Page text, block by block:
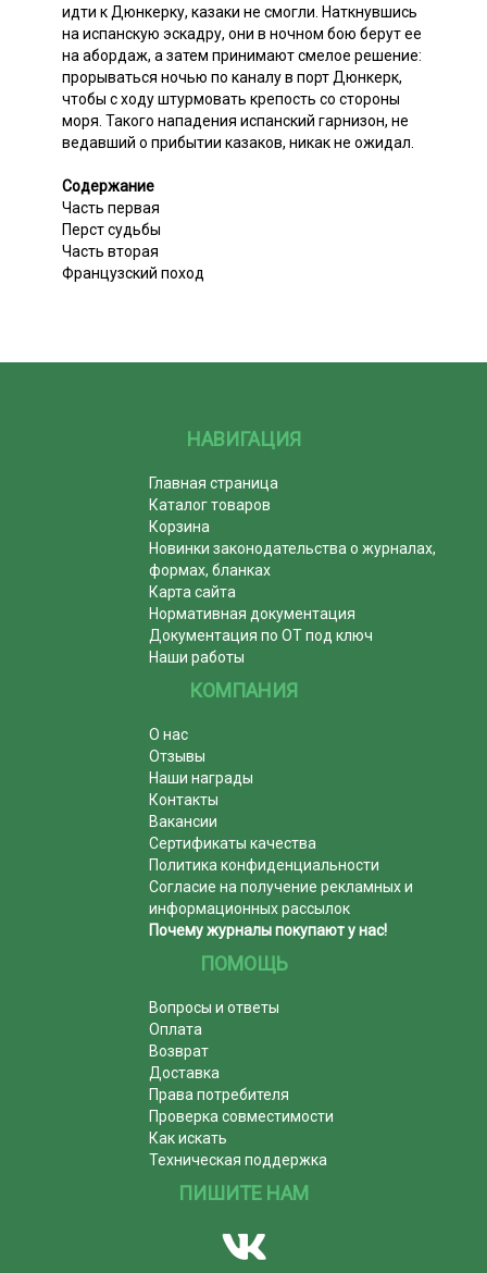
идти к Дюнкерку, казаки не смогли. Наткнувшись
на испанскую эскадру, они в ночном бою берут ее
на абордаж, а затем принимают смелое решение:
прорываться ночью по каналу в порт Дюнкерк,
чтобы с ходу штурмовать крепость со стороны
моря. Такого нападения испанский гарнизон, не
ведавший о прибытии казаков, никак не ожидал.
Содержание
Часть первая
Перст судьбы
Часть вторая
Французский поход
НАВИГАЦИЯ
Главная страница
Каталог товаров
Корзина
Новинки законодательства о журналах,
формах, бланках
Карта сайта
Нормативная документация
Документация по ОТ под ключ
Наши работы
КОМПАНИЯ
О нас
Отзывы
Наши награды
Контакты
Вакансии
Сертификаты качества
Политика конфиденциальности
Согласие на получение рекламных и
информационных рассылок
Почему журналы покупают у нас!
ПОМОЩЬ
Вопросы и ответы
Оплата
Возврат
Доставка
Права потребителя
Проверка совместимости
Как искать
Техническая поддержка
ПИШИТЕ НАМ